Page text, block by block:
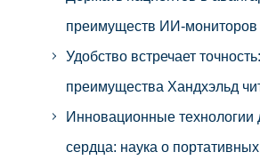
преимуществ ИИ-мониторов
Удобство встречает
преимущества Хандхэльд
Инновационные технологии
сердца: наука о